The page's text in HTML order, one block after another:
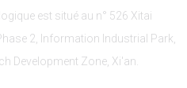
est situé au n° 526 Xitai
2, Information Industrial Park,
Development Zone, Xi'an.